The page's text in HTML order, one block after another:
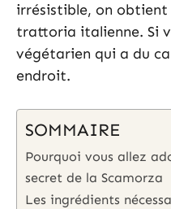
irrésistible, on obtient
trattoria italienne. Si
végétarien qui a du
endroit.
SOMMAIRE
Pourquoi vous allez
secret de la Scamorza
Les ingrédients